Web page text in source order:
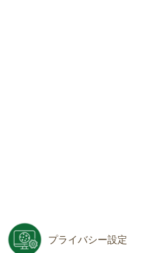
プライバシー設定